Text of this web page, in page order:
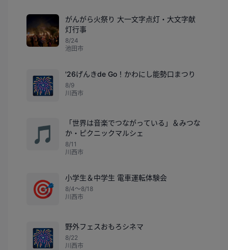
がんがら火祭り 大一文字点灯・大文字献
灯行事
8/24
池田市
🎆
'26げんきde Go！かわにし能勢口まつり
8/9
川西市
🎵
「世界は音楽でつながっている」＆みつな
か・ピクニックマルシェ
8/11
川西市
🎯
小学生＆中学生 電車運転体験会
8/4〜8/18
川西市
🎆
野外フェスおもろシネマ
8/22
川西市